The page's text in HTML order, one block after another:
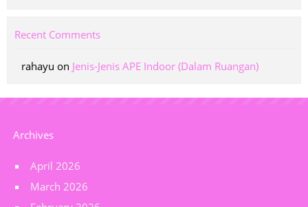
Recent Comments
rahayu on Jenis-Jenis APE Indoor (Dalam Ruangan)
Archives
April 2026
March 2026